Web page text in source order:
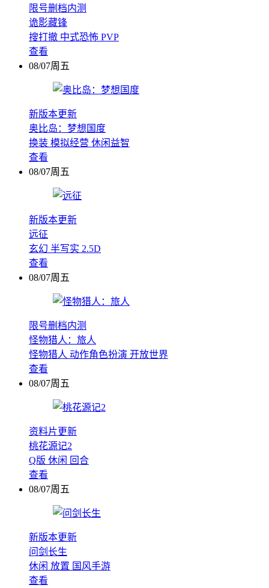
限号删档内测
诡影藏锋
搜打撤 中式恐怖 PVP
查看
08/07周五
新版本更新
奥比岛：梦想国度
换装 模拟经营 休闲益智
查看
08/07周五
新版本更新
远征
玄幻 半写实 2.5D
查看
08/07周五
限号删档内测
怪物猎人：旅人
怪物猎人 动作角色扮演 开放世界
查看
08/07周五
资料片更新
桃花源记2
Q版 休闲 回合
查看
08/07周五
新版本更新
问剑长生
休闲 放置 国风手游
查看